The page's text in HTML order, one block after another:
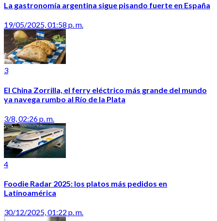
La gastronomía argentina sigue pisando fuerte en España
19/05/2025, 01:58 p. m.
3
El China Zorrilla, el ferry eléctrico más grande del mundo
ya navega rumbo al Río de la Plata
3/8, 02:26 p. m.
4
Foodie Radar 2025: los platos más pedidos en
Latinoamérica
30/12/2025, 01:22 p. m.